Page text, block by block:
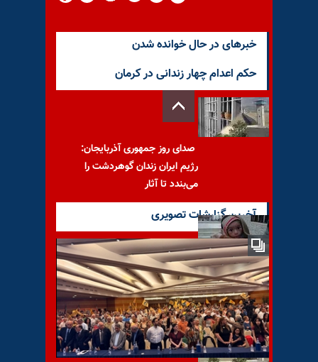
خبرهای در حال خوانده شدن
حکم اعدام چهار زندانی در کرمان
صدای روز جمهوری آذربایجان:
رژیم ایران زندان گوهردشت را
می‌بندد تا آثار
تحقیقات کمیته مستقل تحقیق
سازمان ملل درباره جنایات جنگی
در مضایای سوریه
آخرین گزارشات تصویری